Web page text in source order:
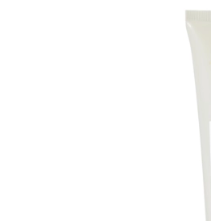
No tengo cuenta aquí
Al crear una cuenta
rápidamente, revisar
Ines
colori